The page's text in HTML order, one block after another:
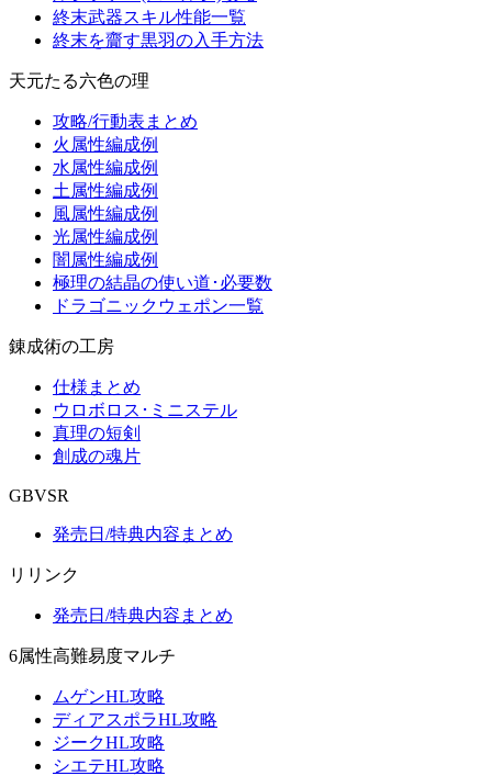
終末武器スキル性能一覧
終末を齎す黒羽の入手方法
天元たる六色の理
攻略/行動表まとめ
火属性編成例
水属性編成例
土属性編成例
風属性編成例
光属性編成例
闇属性編成例
極理の結晶の使い道･必要数
ドラゴニックウェポン一覧
錬成術の工房
仕様まとめ
ウロボロス･ミニステル
真理の短剣
創成の魂片
GBVSR
発売日/特典内容まとめ
リリンク
発売日/特典内容まとめ
6属性高難易度マルチ
ムゲンHL攻略
ディアスポラHL攻略
ジークHL攻略
シエテHL攻略